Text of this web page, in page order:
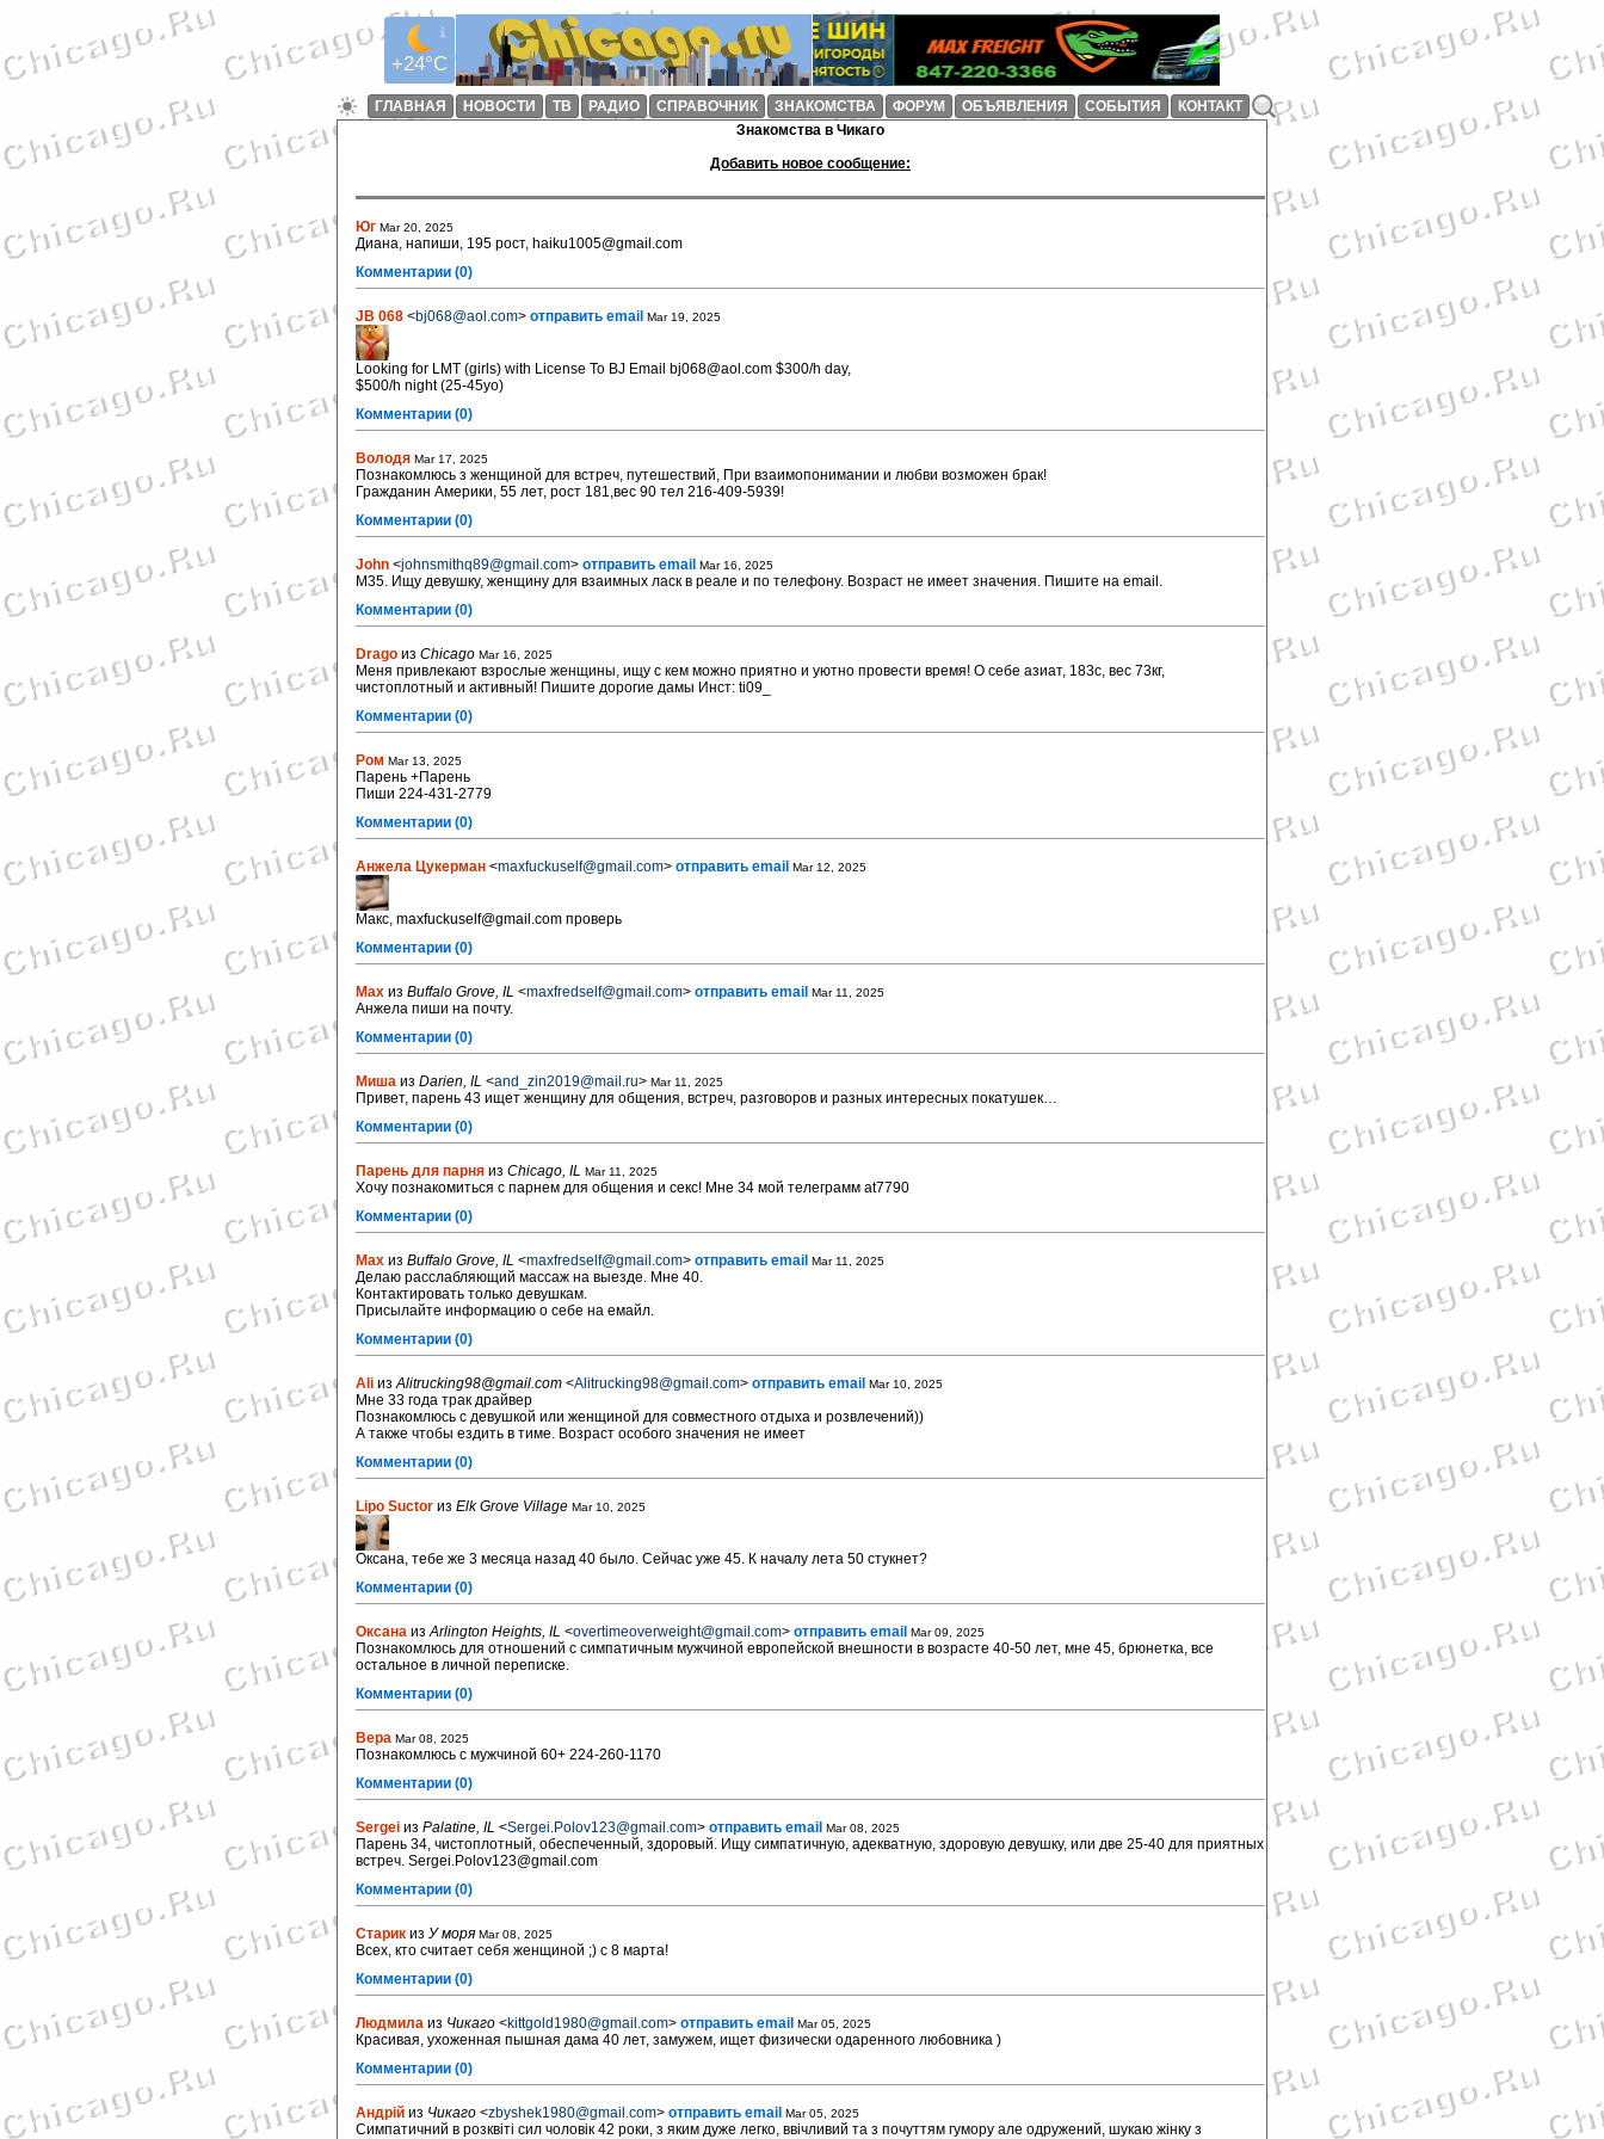
+24°C
ГЛАВНАЯ НОВОСТИ ТВ РАДИО СПРАВОЧНИК ЗНАКОМСТВА ФОРУМ ОБЪЯВЛЕНИЯ СОБЫТИЯ
КОНТАКТ
Знакомства в Чикаго
Добавить новое сообщение:
Юг Mar 20, 2025
Диана, напиши, 195 рост, haiku1005@gmail.com
Комментарии (0)
JB 068 <bj068@aol.com> отправить email Mar 19, 2025
Looking for LMT (girls) with License To BJ Email bj068@aol.com $300/h day,
$500/h night (25-45yo)
Комментарии (0)
Володя Mar 17, 2025
Познакомлюсь з женщиной для встреч, путешествий, При взаимопонимании и любви возможен брак!
Гражданин Америки, 55 лет, рост 181,вес 90 тел 216-409-5939!
Комментарии (0)
John <johnsmithq89@gmail.com> отправить email Mar 16, 2025
М35. Ищу девушку, женщину для взаимных ласк в реале и по телефону. Возраст не имеет значения. Пишите на email.
Комментарии (0)
Drago из Chicago Mar 16, 2025
Меня привлекают взрослые женщины, ищу с кем можно приятно и уютно провести время! О себе азиат, 183с, вес 73кг,
чистоплотный и активный! Пишите дорогие дамы Инст: ti09_
Комментарии (0)
Ром Mar 13, 2025
Парень +Парень
Пиши 224-431-2779
Комментарии (0)
Анжела Цукерман <maxfuckuself@gmail.com> отправить email Mar 12, 2025
Макс, maxfuckuself@gmail.com проверь
Комментарии (0)
Max из Buffalo Grove, IL <maxfredself@gmail.com> отправить email Mar 11, 2025
Aнжела пиши на почту.
Комментарии (0)
Миша из Darien, IL <and_zin2019@mail.ru> Mar 11, 2025
Привет, парень 43 ищет женщину для общения, встреч, разговоров и разных интересных покатушек…
Комментарии (0)
Парень для парня из Chicago, IL Mar 11, 2025
Хочу познакомиться с парнем для общения и секс! Мне 34 мой телеграмм at7790
Комментарии (0)
Маx из Buffalo Grove, IL <maxfredself@gmail.com> отправить email Mar 11, 2025
Делаю расслабляющий массаж на выезде. Мне 40.
Контактировать только девушкам.
Присылайте информацию о себе на емайл.
Комментарии (0)
Ali изAlitrucking98@gmail.com <Alitrucking98@gmail.com> отправить email Mar 10, 2025
Мне 33 года трак драйвер
Познакомлюсь с девушкой или женщиной для совместного отдыха и розвлечений))
А также чтобы ездить в тиме. Возраст особого значения не имеет
Комментарии (0)
Lipo Suctor из Elk Grove Village Mar 10, 2025
Оксана, тебе же 3 месяца назад 40 было. Сейчас уже 45. К началу лета 50 стукнет?
Комментарии (0)
Оксана изArlington Heights, IL <overtimeoverweight@gmail.com> отправить email Mar 09, 2025
Познакомлюсь для отношений с симпатичным мужчиной европейской внешности в возрасте 40-50 лет, мне 45, брюнетка, все
остальное в личной переписке.
Комментарии (0)
Вера Mar 08, 2025
Познакомлюсь с мужчиной 60+ 224-260-1170
Комментарии (0)
Sergei из Palatine, IL <Sergei.Polov123@gmail.com> отправить email Mar 08, 2025
Парень 34, чистоплотный, обеспеченный, здоровый. Ищу симпатичную, адекватную, здоровую девушку, или две 25-40 для приятных
встреч. Sergei.Polov123@gmail.com
Комментарии (0)
Старик из У моря Mar 08, 2025
Всех, кто считает себя женщиной ;) с 8 марта!
Комментарии (0)
Людмила из Чикаго <kittgold1980@gmail.com> отправить email Mar 05, 2025
Красивая, ухоженная пышная дама 40 лет, замужем, ищет физически одаренного любовника )
Комментарии (0)
Андрій из Чикаго <zbyshek1980@gmail.com> отправить email Mar 05, 2025
Симпатичний в розквіті сил чоловік 42 роки, з яким дуже легко, ввічливий та з почуттям гумору але одружений, шукаю жінку з